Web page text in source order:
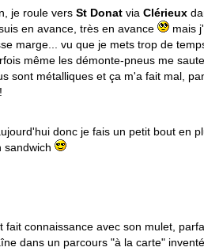
je roule vers St Donat via Clérieux
en avance, très en avance
mais
marge... vu que je mets trop de
même les démonte-pneus me
sont métalliques et ça m'a fait mal,
donc je fais un petit bout en
sandwich
fait connaissance avec son mulet,
dans un parcours "à la carte"